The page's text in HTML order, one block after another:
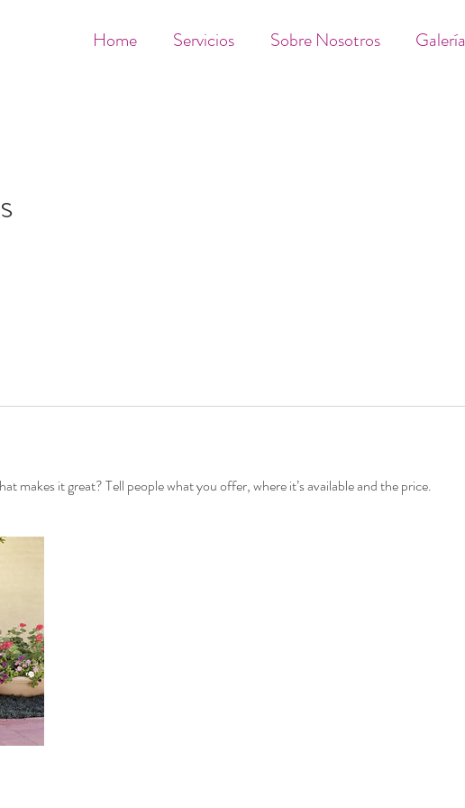
Home Servicios Sobre Nosotros Galería
makes it great? Tell people what you offer, where it’s available and the price.